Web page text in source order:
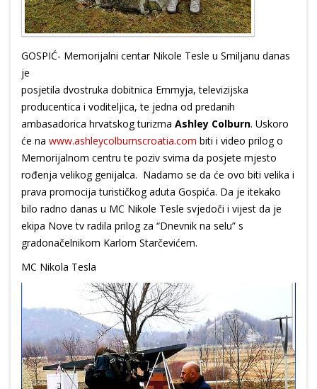
GOSPIĆ- Memorijalni centar Nikole Tesle u Smiljanu danas
je
posjetila dvostruka dobitnica Emmyja, televizijska
producentica i voditeljica, te jedna od predanih
ambasadorica hrvatskog turizma Ashley Colburn. Uskoro
će na www.ashleycolburnscroatia.com biti i video prilog o
Memorijalnom centru te poziv svima da posjete mjesto
rođenja velikog genijalca. Nadamo se da će ovo biti velika i
prava promocija turističkog aduta Gospića. Da je itekako
bilo radno danas u MC Nikole Tesle svjedoči i vijest da je
ekipa Nove tv radila prilog za “Dnevnik na selu” s
gradonačelnikom Karlom Starčevićem.
MC Nikola Tesla